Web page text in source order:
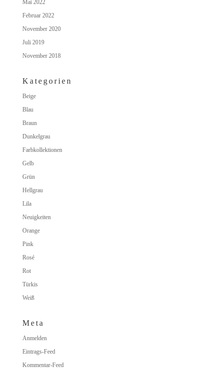
Mai 2022
Februar 2022
November 2020
Juli 2019
November 2018
Kategorien
Beige
Blau
Braun
Dunkelgrau
Farbkollektionen
Gelb
Grün
Hellgrau
Lila
Neuigkeiten
Orange
Pink
Rosé
Rot
Türkis
Weiß
Meta
Anmelden
Eintrags-Feed
Kommentar-Feed